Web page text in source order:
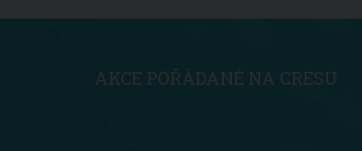
AKCE POŘÁDANÉ NA CRESU